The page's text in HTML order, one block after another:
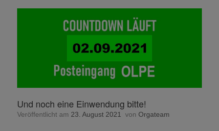
Und noch eine Einwendung bitte!
Veröffentlicht am 23. August 2021 von Orgateam